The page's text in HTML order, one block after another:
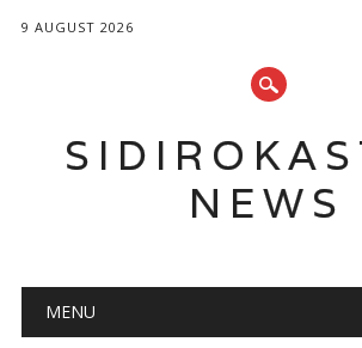
9 AUGUST 2026
NEWS
Main menu
MENU